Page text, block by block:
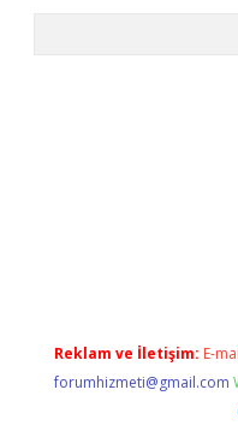
Reklam ve İletişim: E-
forumhizmeti@gmail.com